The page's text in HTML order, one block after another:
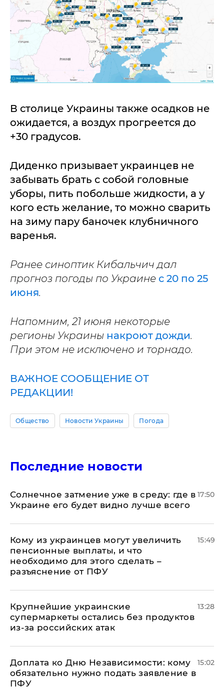
В столице Украины также осадков не
ожидается, а воздух прогреется до
+30 градусов.
Диденко призывает украинцев не
забывать брать с собой головные
уборы, пить побольше жидкости, а у
кого есть желание, то можно сварить
на зиму пару баночек клубничного
варенья.
Ранее синоптик Кибальчич дал
прогноз погоды по Украине с 20 по 25
июня.
Напомним, 21 июня некоторые
регионы Украины накроют дожди.
При этом не исключено и торнадо.
ВАЖНОЕ СООБЩЕНИЕ ОТ
РЕДАКЦИИ!
Общество Новости Украины Погода
Последние новости
​Солнечное затмение уже в среду: где в
Украине его будет видно лучше всего
17:50
Кому из украинцев могут увеличить
пенсионные выплаты, и что
необходимо для этого сделать –
разъяснение от ПФУ
15:49
Крупнейшие украинские
супермаркеты остались без продуктов
из-за российских атак
13:28
Доплата ко Дню Независимости: кому
обязательно нужно подать заявление в
ПФУ
15:02